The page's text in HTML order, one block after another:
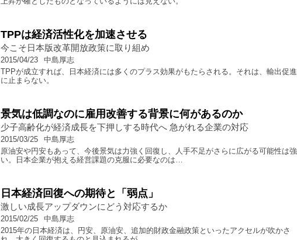
TPPは経済活性化を加速させる
今こそ日本版改革開放政策に取り組め
2015/04/23
中島厚志
TPPが成立すれば、日本経済には多くのプラス効果がもたらされる。それは、輸出促進
に止まらない。
景気は低調なのに雇用改善する背景に何があるのか
少子高齢化が経済成長を下押しする時代へ 急がれる企業の対応
2015/03/25
中島厚志
原油安や円安もあって、今後景気は力強く回復し、人手不足がさらに広がる可能性は強
い。日本企業が抱える経営課題の克服に必要なのは…
日本経済回復への期待と「弱点」
激しい成長アップダウンにどう対応するか
2015/02/25
中島厚志
2015年の日本経済は、円安、原油安、追加的財政金融政策といったアクセルが吹かさ